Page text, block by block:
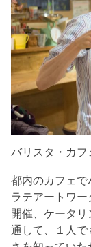
バリスタ・カ
都内のカフェ
ラテアートワ
開催、ケータ
通して、１人